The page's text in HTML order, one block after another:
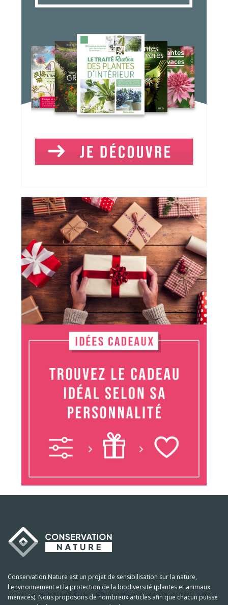
Conservation Nature est un projet de sensibilisation sur la nature,
l'environnement et la protection de la biodiversité (plantes et animaux
menacés). Nous proposons de nombreux articles afin que chacun puisse